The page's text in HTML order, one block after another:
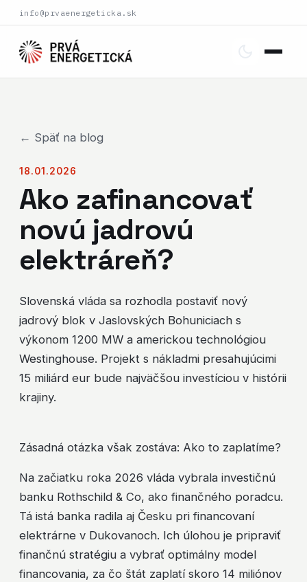
info@prvaenergeticka.sk
← Späť na blog
18.01.2026
Ako zafinancovať
novú jadrovú
elektráreň?
Slovenská vláda sa rozhodla postaviť nový
jadrový blok v Jaslovských Bohuniciach s
výkonom 1200 MW a americkou technológiou
Westinghouse. Projekt s nákladmi presahujúcimi
15 miliárd eur bude najväčšou investíciou v histórii
krajiny.
Zásadná otázka však zostáva: Ako to zaplatíme?
Na začiatku roka 2026 vláda vybrala investičnú
banku Rothschild & Co, ako finančného poradcu.
Tá istá banka radila aj Česku pri financovaní
elektrárne v Dukovanoch. Ich úlohou je pripraviť
finančnú stratégiu a vybrať optimálny model
financovania, za čo štát zaplatí skoro 14 miliónov